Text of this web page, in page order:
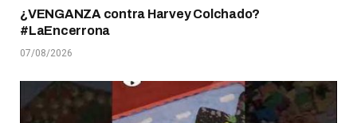
¿VENGANZA contra Harvey Colchado?
#LaEncerrona
07/08/2026